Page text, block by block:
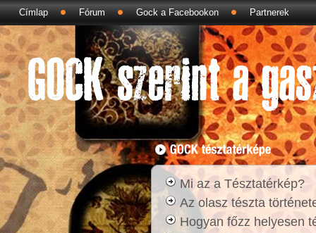
Címlap Fórum Gock a Facebookon Partnerek
Mi az a Tésztatérkép?
Az olasz tészta
Hogyan főzz helyesen